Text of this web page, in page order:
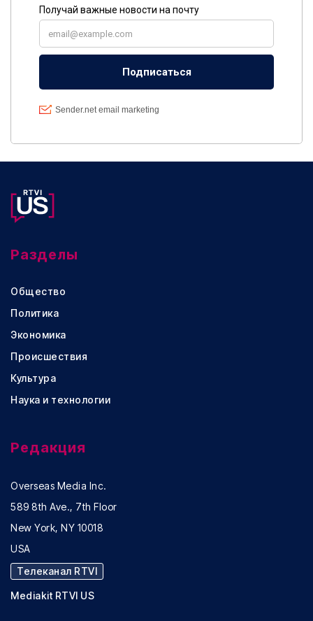
Разделы
Общество
Политика
Экономика
Происшествия
Культура
Наука и технологии
Редакция
Overseas Media Inc.
589 8th Ave., 7th Floor
New York, NY 10018
USA
Телеканал RTVI
Mediakit RTVI US